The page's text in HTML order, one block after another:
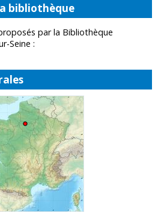
bibliothèque
par la Bibliothèque
Seine :